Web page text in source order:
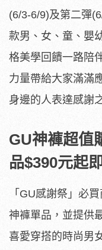
(6/3-6/9)及第二彈
款男、女、童、嬰
格美學回饋一路陪
力量帶給大家滿滿
身邊的人表達感謝
GU神褲超值
品$390元起
「GU感謝祭」必
神褲單品，並提供
喜愛穿搭的時尚男